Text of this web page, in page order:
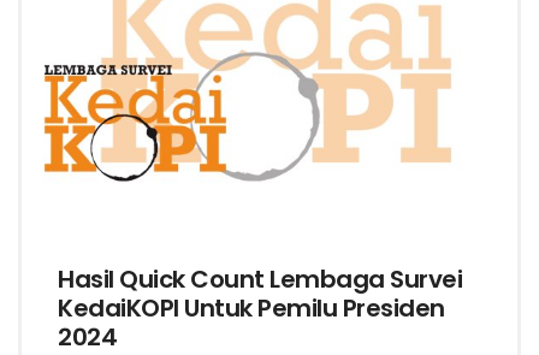
Hasil Quick Count Lembaga Survei
KedaiKOPI Untuk Pemilu Presiden
2024